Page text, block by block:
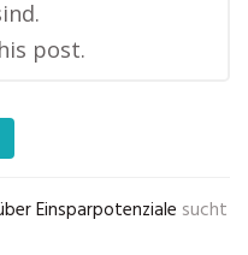
post.
Einsparpotenziale sucht